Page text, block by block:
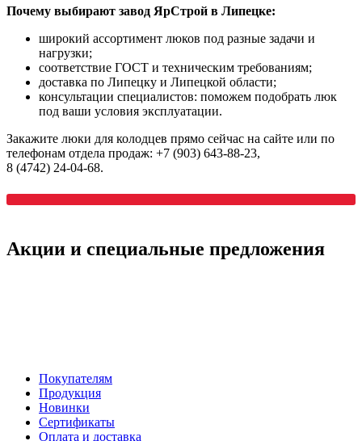
Почему выбирают завод ЯрСтрой в Липецке:
широкий ассортимент люков под разные задачи и
нагрузки;
соответствие ГОСТ и техническим требованиям;
доставка по Липецку и Липецкой области;
консультации специалистов: поможем подобрать люк
под ваши условия эксплуатации.
Закажите люки для колодцев прямо сейчас на сайте или по
телефонам отдела продаж: +7 (903) 643‑88‑23,
8 (4742) 24‑04‑68.
Акции и специальные предложения
Покупателям
Продукция
Новинки
Сертификаты
Оплата и доставка